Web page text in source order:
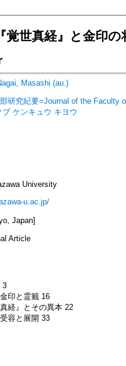
覚世真経』と金印
Masashi (au.)
研究紀要=Journal of the Faculty
ケンキュウ キヨウ
University
u.ac.jp/
Japan]
Article
3
印と霊籤 16
経』とその異本 22
容と展開 33